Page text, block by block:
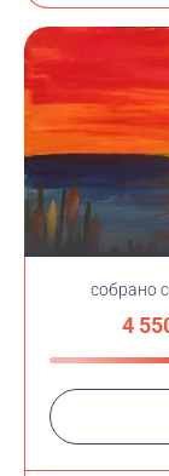
cобрано
4